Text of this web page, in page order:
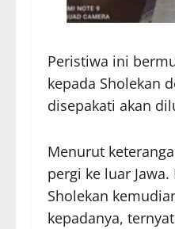
Peristiwa ini
kepada Sholekan
disepakati akan
Menurut
pergi ke luar
Sholekan
kepadanya,